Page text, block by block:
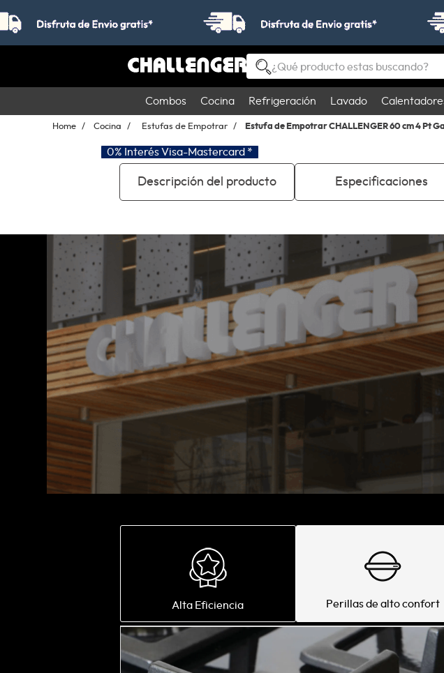
¿Qué producto estas buscando?
Combos Cocina Refrigeración Lavado
Cocina Estufas de Empotrar Estufa de Empotrar CHALLENGER 60 cm 4 Pt
0% Interés Visa-Mastercard *
Descripción del producto Especificaciones
Alta Eficiencia Perillas de alto confort
TÉRMINOS MÁS BUSCADOS
1.
estufas
3.
campana
4.
horno
6.
lavadora secadora
.
lavadora
9.
lavaplatos